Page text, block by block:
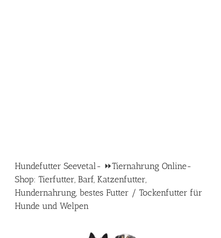
Hundefutter Seevetal- ⏩Tiernahrung Online-
Shop: Tierfutter, Barf, Katzenfutter,
Hundernahrung, bestes Futter / Tockenfutter für
Hunde und Welpen